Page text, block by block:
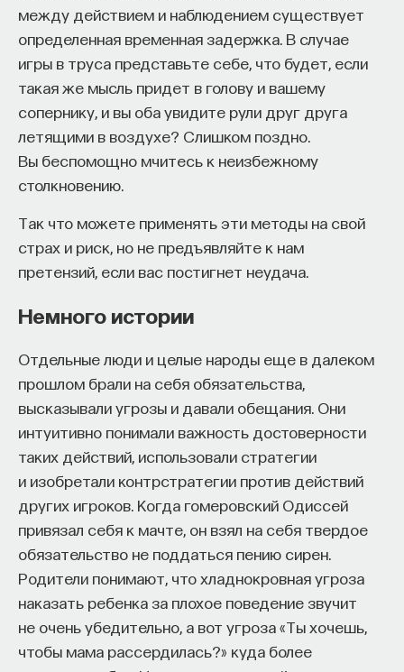
между действием и наблюдением существует
определенная временная задержка. В случае
игры в труса представьте себе, что будет, если
такая же мысль придет в голову и вашему
сопернику, и вы оба увидите рули друг друга
летящими в воздухе? Слишком поздно.
Вы беспомощно мчитесь к неизбежному
столкновению.
Так что можете применять эти методы на свой
страх и риск, но не предъявляйте к нам
претензий, если вас постигнет неудача.
Немного истории
Отдельные люди и целые народы еще в далеком
прошлом брали на себя обязательства,
высказывали угрозы и давали обещания. Они
интуитивно понимали важность достоверности
таких действий, использовали стратегии
и изобретали контрстратегии против действий
других игроков. Когда гомеровский Одиссей
привязал себя к мачте, он взял на себя твердое
обязательство не поддаться пению сирен.
Родители понимают, что хладнокровная угроза
наказать ребенка за плохое поведение звучит
не очень убедительно, а вот угроза «Ты хочешь,
чтобы мама рассердилась?» куда более